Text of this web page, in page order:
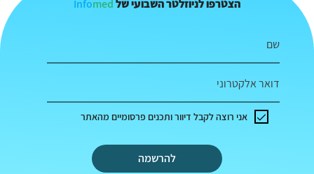
הצטרפו לניוזלטר השבועי של Infomed
שם
דואר אלקטרוני
להרשמה
אני רוצה לקבל דיוור ותכנים פרסומיים מהאתר